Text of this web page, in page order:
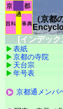
（京都
[インデック
表紙
京都の寺院
天台宗
年号表
京都通メンバ